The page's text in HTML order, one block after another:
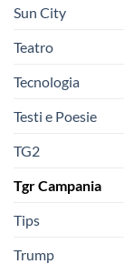
Sun City
Teatro
Tecnologia
Testi e Poesie
TG2
Tgr Campania
Tips
Trump